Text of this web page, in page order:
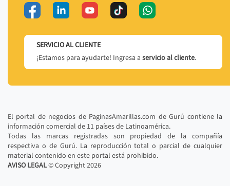
SERVICIO AL CLIENTE
¡Estamos para ayudarte! Ingresa a servicio al cliente.
El portal de negocios de PaginasAmarillas.com de Gurú contiene la
información comercial de 11 países de Latinoamérica.
Todas las marcas registradas son propiedad de la compañía
respectiva o de Gurú. La reproducción total o parcial de cualquier
material contenido en este portal está prohibido.
AVISO LEGAL© Copyright2026